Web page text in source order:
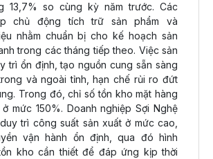
13,7% so cùng kỳ năm trước. Các
chủ động tích trữ sản phẩm và
nhằm chuẩn bị cho kế hoạch sản
trong các tháng tiếp theo. Việc sản
trì ổn định, tạo nguồn cung sẵn sàng
và ngoài tỉnh, hạn chế rủi ro đứt
Trong đó, chỉ số tồn kho mặt hàng
mức 150%. Doanh nghiệp Sợi Nghệ
trì công suất sản xuất ở mức cao,
vận hành ổn định, qua đó hình
kho cần thiết để đáp ứng kịp thời